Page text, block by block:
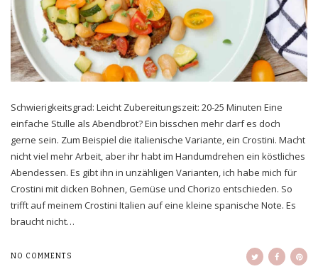
Schwierigkeitsgrad: Leicht Zubereitungszeit: 20-25 Minuten Eine
einfache Stulle als Abendbrot? Ein bisschen mehr darf es doch
gerne sein. Zum Beispiel die italienische Variante, ein Crostini. Macht
nicht viel mehr Arbeit, aber ihr habt im Handumdrehen ein köstliches
Abendessen. Es gibt ihn in unzähligen Varianten, ich habe mich für
Crostini mit dicken Bohnen, Gemüse und Chorizo entschieden. So
trifft auf meinem Crostini Italien auf eine kleine spanische Note. Es
braucht nicht…
NO COMMENTS